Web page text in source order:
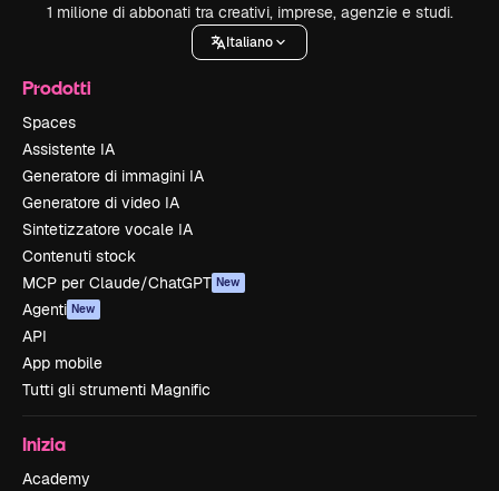
1 milione di abbonati tra creativi, imprese, agenzie e studi.
Italiano
Prodotti
Spaces
Assistente IA
Generatore di immagini IA
Generatore di video IA
Sintetizzatore vocale IA
Contenuti stock
MCP per Claude/ChatGPT New
Agenti New
API
App mobile
Tutti gli strumenti Magnific
Inizia
Academy